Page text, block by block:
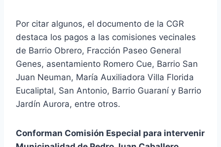
Por citar algunos, el documento de la CGR
destaca los pagos a las comisiones vecinales
de Barrio Obrero, Fracción Paseo General
Genes, asentamiento Romero Cue, Barrio San
Juan Neuman, María Auxiliadora Villa Florida
Eucaliptal, San Antonio, Barrio Guaraní y Barrio
Jardín Aurora, entre otros.
Conforman Comisión Especial para intervenir